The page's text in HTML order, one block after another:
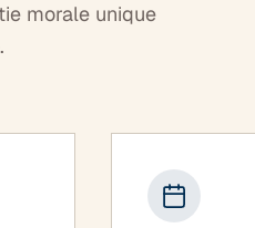
morale unique